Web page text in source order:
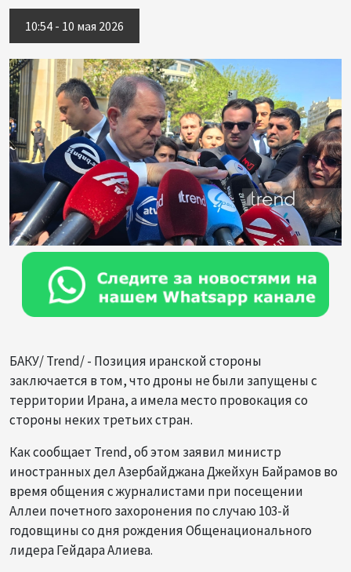
10:54 - 10 мая 2026
БАКУ/ Trend/ - Позиция иранской стороны
заключается в том, что дроны не были запущены с
территории Ирана, а имела место провокация со
стороны неких третьих стран.
Как сообщает Trend, об этом заявил министр
иностранных дел Азербайджана Джейхун Байрамов во
время общения с журналистами при посещении
Аллеи почетного захоронения по случаю 103-й
годовщины со дня рождения Общенационального
лидера Гейдара Алиева.